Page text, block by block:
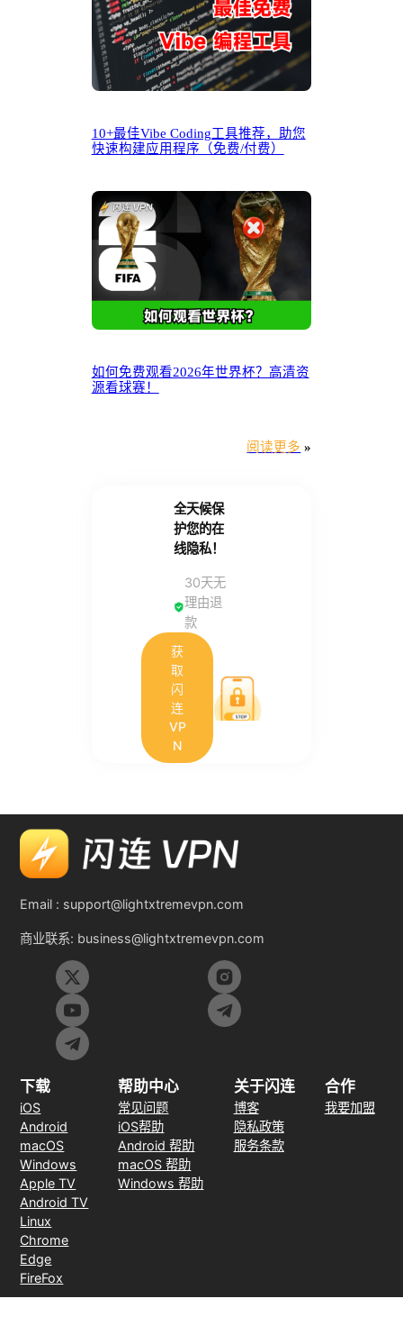
10+最佳Vibe Coding工具推荐，助您
快速构建应用程序（免费/付费）
如何免费观看2026年世界杯？高清资
源看球赛！
阅读更多 »
全天候保
护您的在
线隐私！
30天无
理由退
款
获
取
闪
连
VP
N
Email : support@lightxtremevpn.com
商业联系: business@lightxtremevpn.com
下载
iOS
Android
macOS
Windows
Apple TV
Android TV
Linux
Chrome
Edge
FireFox
帮助中心
常见问题
iOS帮助
Android 帮助
macOS 帮助
Windows 帮助
关于闪连
博客
隐私政策
服务条款
合作
我要加盟